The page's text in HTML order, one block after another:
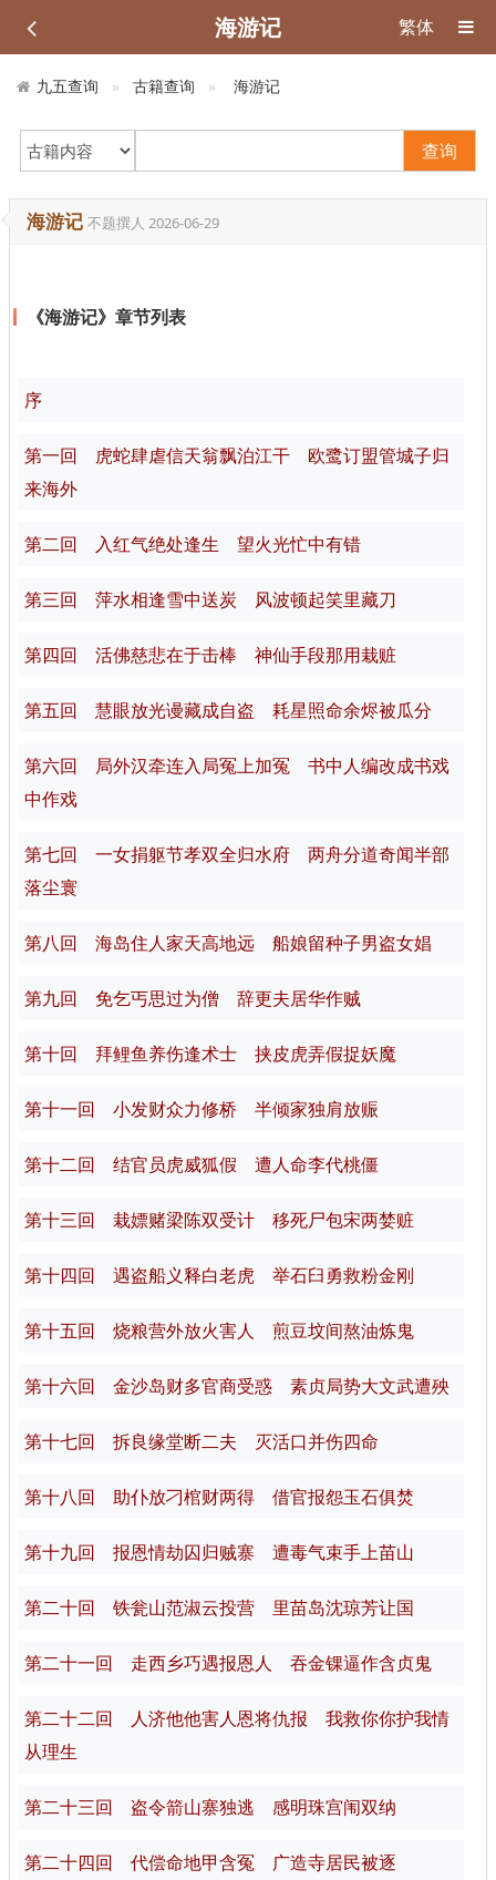
海游记 繁体
九五查询 古籍查询 海游记
查询
海游记 不题撰人 2026-06-29
《海游记》章节列表
序
第一回 虎蛇肆虐信天翁飘泊江干 欧鹭订盟管城子归
来海外
第二回 入红气绝处逢生 望火光忙中有错
第三回 萍水相逢雪中送炭 风波顿起笑里藏刀
第四回 活佛慈悲在于击棒 神仙手段那用栽赃
第五回 慧眼放光谩藏成自盗 耗星照命余烬被瓜分
第六回 局外汉牵连入局冤上加冤 书中人编改成书戏
中作戏
第七回 一女捐躯节孝双全归水府 两舟分道奇闻半部
落尘寰
第八回 海岛住人家天高地远 船娘留种子男盗女娼
第九回 免乞丐思过为僧 辞更夫居华作贼
第十回 拜鲤鱼养伤逢术士 挟皮虎弄假捉妖魔
第十一回 小发财众力修桥 半倾家独肩放赈
第十二回 结官员虎威狐假 遭人命李代桃僵
第十三回 栽嫖赌梁陈双受计 移死尸包宋两婪赃
第十四回 遇盗船义释白老虎 举石臼勇救粉金刚
第十五回 烧粮营外放火害人 煎豆坟间熬油炼鬼
第十六回 金沙岛财多官商受惑 素贞局势大文武遭殃
第十七回 拆良缘堂断二夫 灭活口并伤四命
第十八回 助仆放刁棺财两得 借官报怨玉石俱焚
第十九回 报恩情劫囚归贼寨 遭毒气束手上苗山
第二十回 铁瓮山范淑云投营 里苗岛沈琼芳让国
第二十一回 走西乡巧遇报恩人 吞金锞逼作含贞鬼
第二十二回 人济他他害人恩将仇报 我救你你护我情
从理生
第二十三回 盗令箭山寨独逃 感明珠宫闱双纳
第二十四回 代偿命地甲含冤 广造寺居民被逐